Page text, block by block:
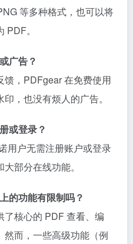
等多种格式，也可以将
。
广告？
馈，PDFgear 在免费使用
，也没有烦人的广告。
或登录？
用户无需注册账户或登录
部分在线功能。
的功能有限制吗？
核心的 PDF 查看、编
而，一些高级功能（例